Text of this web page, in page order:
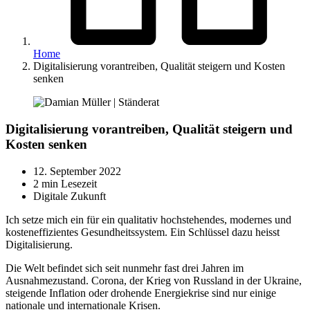
Home
Digitalisierung vorantreiben, Qualität steigern und Kosten
senken
Digitalisierung vorantreiben, Qualität steigern und
Kosten senken
12. September 2022
2 min Lesezeit
Digitale Zukunft
Ich setze mich ein für ein qualitativ hochstehendes, modernes und
kosteneffizientes Gesundheitssystem. Ein Schlüssel dazu heisst
Digitalisierung.
Die Welt befindet sich seit nunmehr fast drei Jahren im
Ausnahmezustand. Corona, der Krieg von Russland in der Ukraine,
steigende Inflation oder drohende Energiekrise sind nur einige
nationale und internationale Krisen.